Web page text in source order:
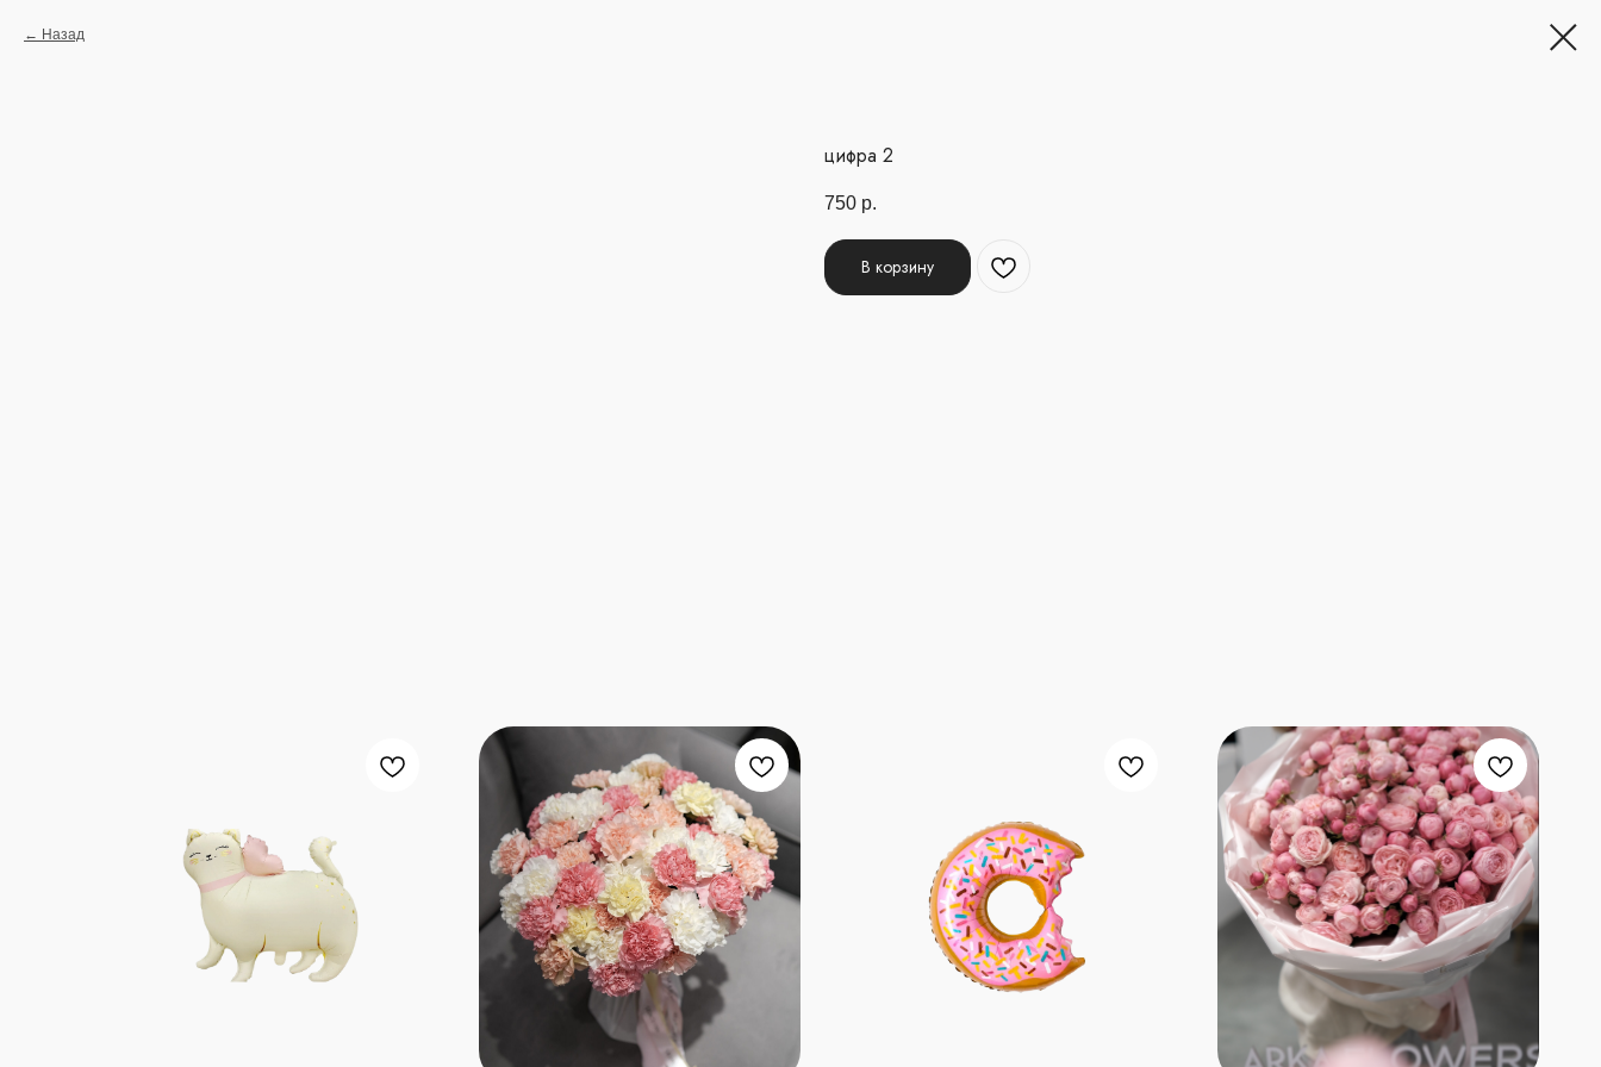
Назад
цифра 2
750 р.
В корзину